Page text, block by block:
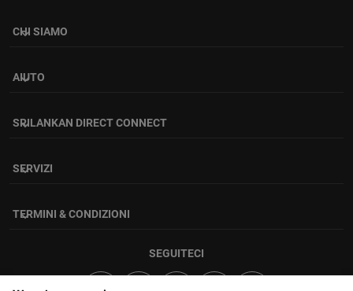
CHI SIAMO
keyboard_arrow_down
AIUTO
keyboard_arrow_down
SRILANKAN DIRECT CONNECT
keyboard_arrow_down
SERVIZI
keyboard_arrow_down
TERMINI & CONDIZIONI
keyboard_arrow_down
SEGUITECI